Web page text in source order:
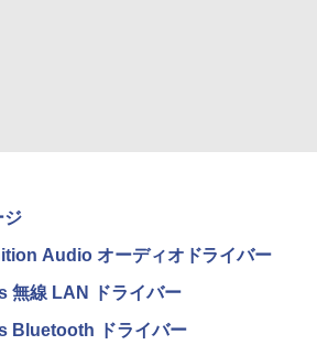
ジ
Audio オーディオドライバー
無線 LAN ドライバー
Bluetooth ドライバー